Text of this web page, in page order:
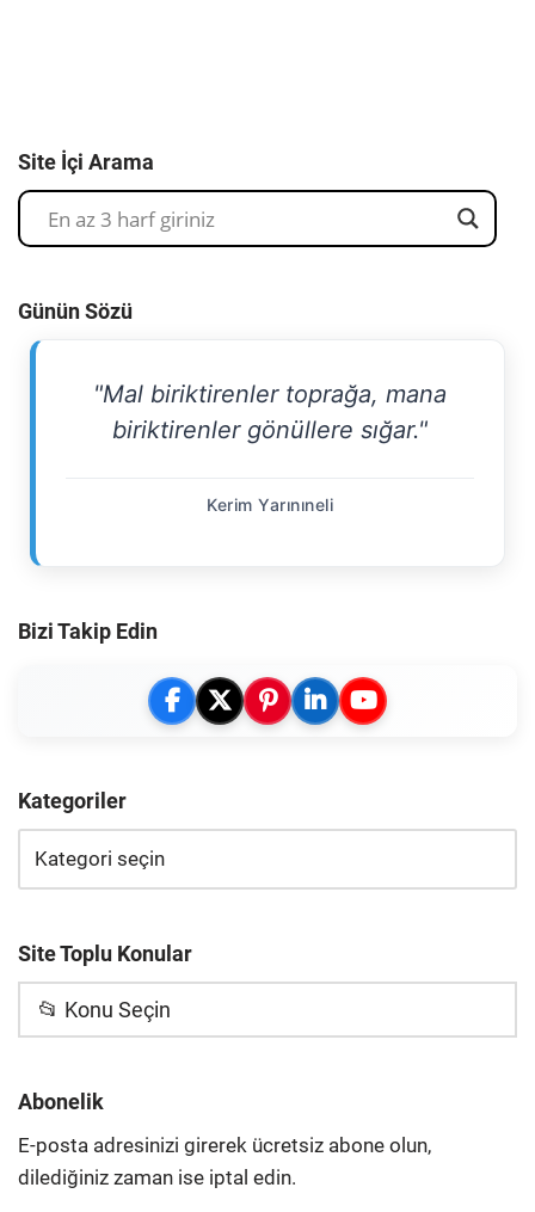
Site İçi Arama
Günün Sözü
"Mal biriktirenler toprağa, mana
biriktirenler gönüllere sığar."
Kerim Yarınıneli
Bizi Takip Edin
Kategoriler
Site Toplu Konular
📂 Konu Seçin
Abonelik
E-posta adresinizi girerek ücretsiz abone olun,
dilediğiniz zaman ise iptal edin.